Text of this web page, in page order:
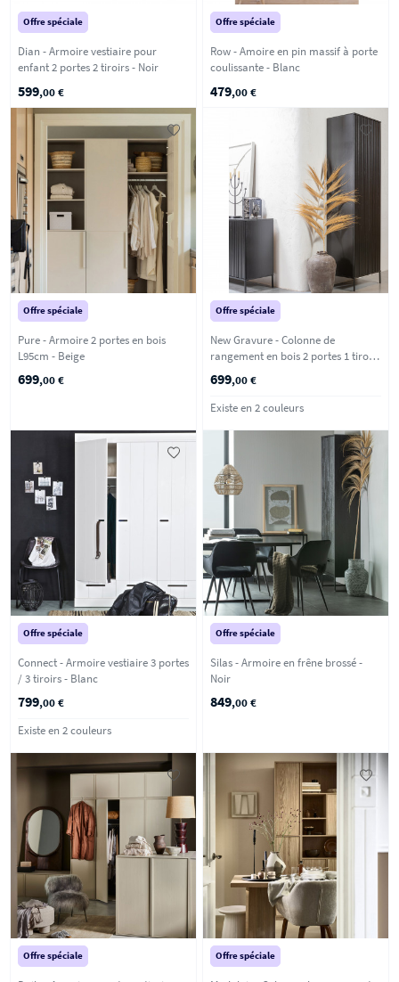
Offre spéciale
Dian - Armoire vestiaire pour
enfant 2 portes 2 tiroirs - Noir
599,00 €
Offre spéciale
Row - Amoire en pin massif à porte
coulissante - Blanc
479,00 €
Offre spéciale
Pure - Armoire 2 portes en bois
L95cm - Beige
699,00 €
Offre spéciale
New Gravure - Colonne de
rangement en bois 2 portes 1 tiroir
699,00 €
Existe en 2 couleurs
Offre spéciale
Connect - Armoire vestiaire 3 portes
/ 3 tiroirs - Blanc
799,00 €
Existe en 2 couleurs
Offre spéciale
Silas - Armoire en frêne brossé -
Noir
849,00 €
Offre spéciale Offre spéciale